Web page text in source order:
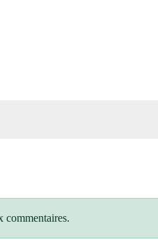
commentaires.